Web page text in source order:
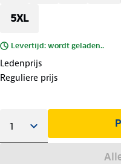
5XL
Levertijd: wordt geladen..
Ledenprijs
Reguliere prijs